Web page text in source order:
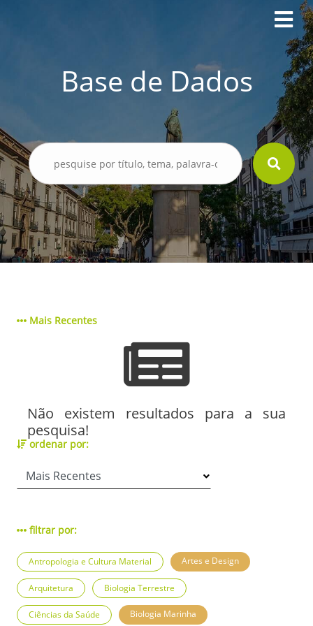
Base de Dados
Mais Recentes
Não existem resultados para a sua
pesquisa!
ordenar por:
filtrar por:
Antropologia e Cultura Material Artes e Design
Arquitetura Biologia Terrestre
Ciências da Saúde Biologia Marinha